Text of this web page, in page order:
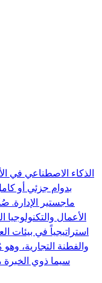
الذكاء الاصطناعي في
بدوام جزئي أو
ماجستير
الأعمال
استراتيجياً في بيئات
والفطنة التجارية،
سيما ذوي